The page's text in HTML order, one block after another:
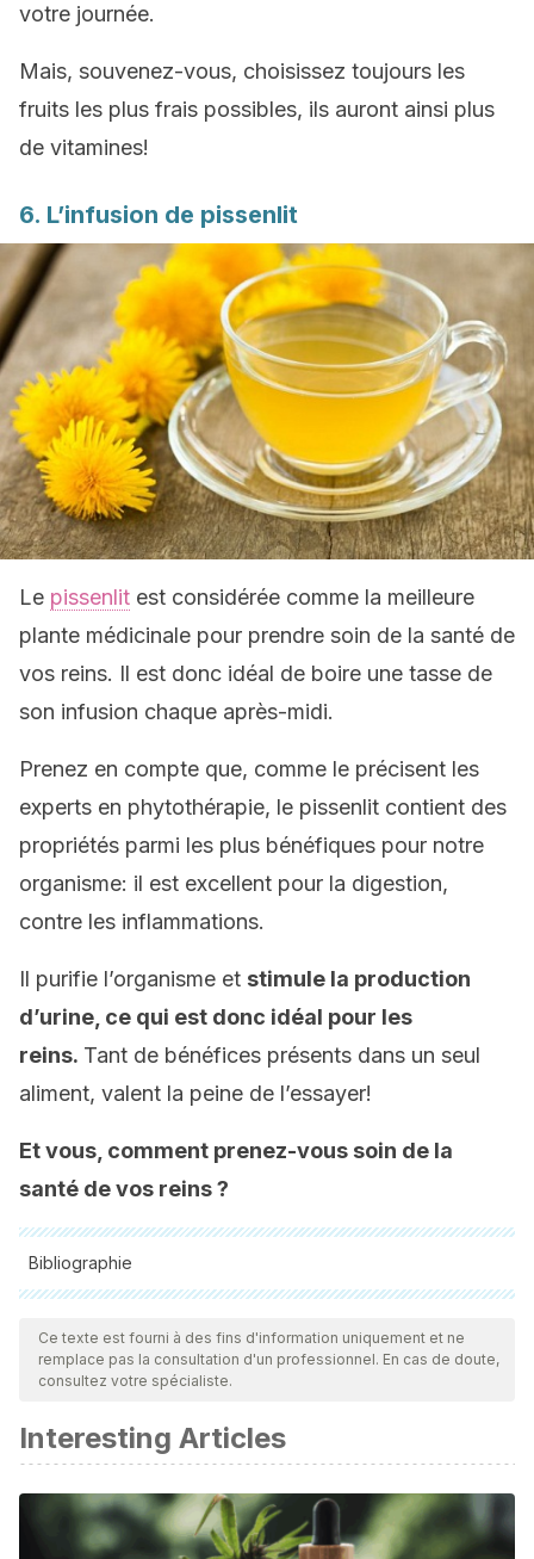
votre journée.
Mais, souvenez-vous, choisissez toujours les
fruits les plus frais possibles, ils auront ainsi plus
de vitamines!
6. L’infusion de pissenlit
Le pissenlit est considérée comme la meilleure
plante médicinale pour prendre soin de la santé de
vos reins. Il est donc idéal de boire une tasse de
son infusion chaque après-midi.
Prenez en compte que, comme le précisent les
experts en phytothérapie, le pissenlit contient des
propriétés parmi les plus bénéfiques pour notre
organisme: il est excellent pour la digestion,
contre les inflammations.
Il purifie l’organisme et stimule la production
d’urine, ce qui est donc idéal pour les
reins. Tant de bénéfices présents dans un seul
aliment, valent la peine de l’essayer!
Et vous, comment prenez-vous soin de la
santé de vos reins ?
Bibliographie
Toutes les sources citées ont été examinées en profondeur
par notre équipe pour garantir leur qualité, leur fiabilité, leur
actualité et leur validité. La bibliographie de cet article a été
ou scientifique
U.S. Department of Health and Human Services. (2009).
The Kidneys and How They Work. National Institutes of
Health. https://doi.org/10.1017/CBO9781107415324.004
Ce texte est fourni à des fins d'information uniquement et ne
remplace pas la consultation d'un professionnel. En cas de doute,
consultez votre spécialiste.
Interesting Articles